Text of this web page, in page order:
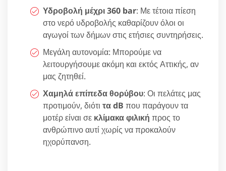
Υδροβολή μέχρι 360 bar: Με τέτοια πίεση
στο νερό υδροβολής καθαρίζουν όλοι οι
αγωγοί των δήμων στις ετήσιες συντηρήσεις.
Μεγάλη αυτονομία: Μπορούμε να
λειτουργήσουμε ακόμη και εκτός Αττικής, αν
μας ζητηθεί.
Χαμηλά επίπεδα θορύβου: Οι πελάτες μας
προτιμούν, διότι τα dB που παράγουν τα
μοτέρ είναι σε κλίμακα φιλική προς το
ανθρώπινο αυτί χωρίς να προκαλούν
ηχορύπανση.